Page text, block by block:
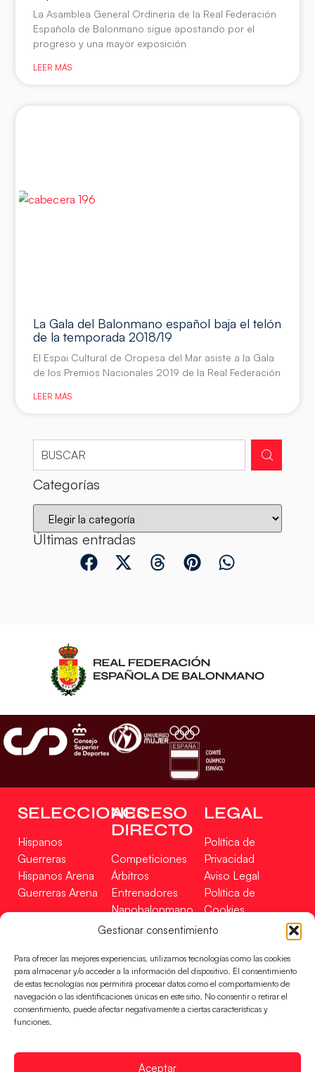
Gestionar consentimiento
Para ofrecer las mejores experiencias, utilizamos tecnologías como las cookies
para almacenar y/o acceder a la información del dispositivo. El consentimiento
de estas tecnologías nos permitirá procesar datos como el comportamiento de
navegación o las identificaciones únicas en este sitio. No consentir o retirar el
consentimiento, puede afectar negativamente a ciertas características y
funciones.
Aceptar
La Asamblea General Ordineria de la Real Federación
Española de Balonmano sigue apostando por el
progreso y una mayor exposición
LEER MÁS
La Gala del Balonmano español baja el telón
de la temporada 2018/19
El Espai Cultural de Oropesa del Mar asiste a la Gala
de los Premios Nacionales 2019 de la Real Federación
LEER MÁS
Categorías
Últimas entradas
SELECCIONES
Hispanos
Guerreras
Hispanos Arena
Guerreras Arena
ACCESO
DIRECTO
Competiciones
Árbitros
Entrenadores
Nanobalonmano
Tienda
LEGAL
Política de
Privacidad
Aviso Legal
Política de
Cookies
Mapa Web
Incidencias
CONTACTO
EN
FINANCIADO